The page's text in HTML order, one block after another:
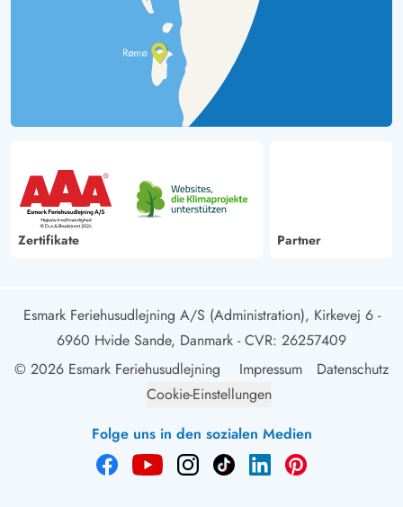
Zertifikate Partner
Esmark Feriehusudlejning A/S (Administration), Kirkevej 6 -
6960 Hvide Sande, Danmark - CVR: 26257409
© 2026 Esmark Feriehusudlejning
Impressum
Datenschutz
Cookie-Einstellungen
Folge uns in den sozialen Medien